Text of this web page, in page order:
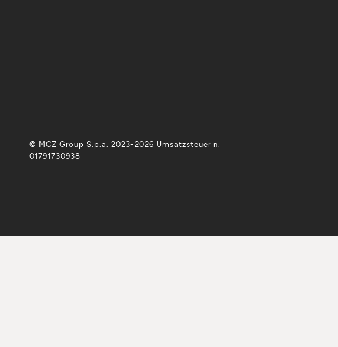
© MCZ Group S.p.a. 2023-2026 Umsatzsteuer n.
01791730938